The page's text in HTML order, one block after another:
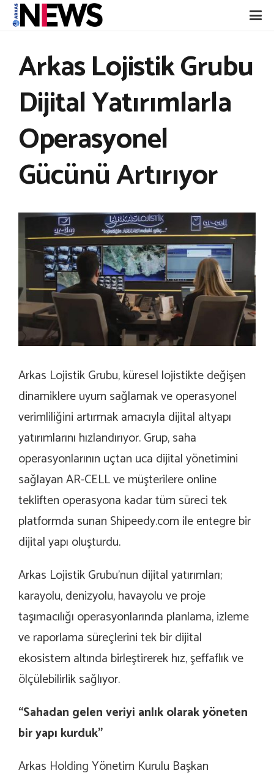
Arkas Lojistik Grubu
Dijital Yatırımlarla
Operasyonel
Gücünü Artırıyor
Arkas Lojistik Grubu, küresel lojistikte değişen
dinamiklere uyum sağlamak ve operasyonel
verimliliğini artırmak amacıyla dijital altyapı
yatırımlarını hızlandırıyor. Grup, saha
operasyonlarının uçtan uca dijital yönetimini
sağlayan AR-CELL ve müşterilere online
tekliften operasyona kadar tüm süreci tek
platformda sunan Shipeedy.com ile entegre bir
dijital yapı oluşturdu.
Arkas Lojistik Grubu’nun dijital yatırımları;
karayolu, denizyolu, havayolu ve proje
taşımacılığı operasyonlarında planlama, izleme
ve raporlama süreçlerini tek bir dijital
ekosistem altında birleştirerek hız, şeffaflık ve
ölçülebilirlik sağlıyor.
“Sahadan gelen veriyi anlık olarak yöneten
bir yapı kurduk”
Arkas Holding Yönetim Kurulu Başkan